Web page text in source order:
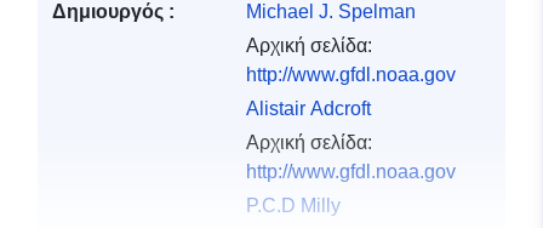
Δημιουργός :
Michael J. Spelman
Αρχική σελίδα:
http://www.gfdl.noaa.gov
Alistair Adcroft
Αρχική σελίδα:
http://www.gfdl.noaa.gov
P.C.D Milly